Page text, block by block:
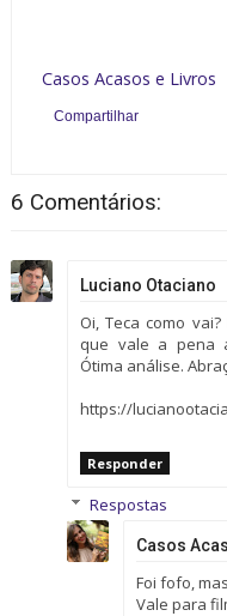
Casos Acasos e Livros
Compartilhar
6 Comentários:
Luciano Otaciano
Oi, Teca como
que vale a pena
Ótima análise.
https://
Responder
Respostas
Casos
Foi fofo,
Vale para